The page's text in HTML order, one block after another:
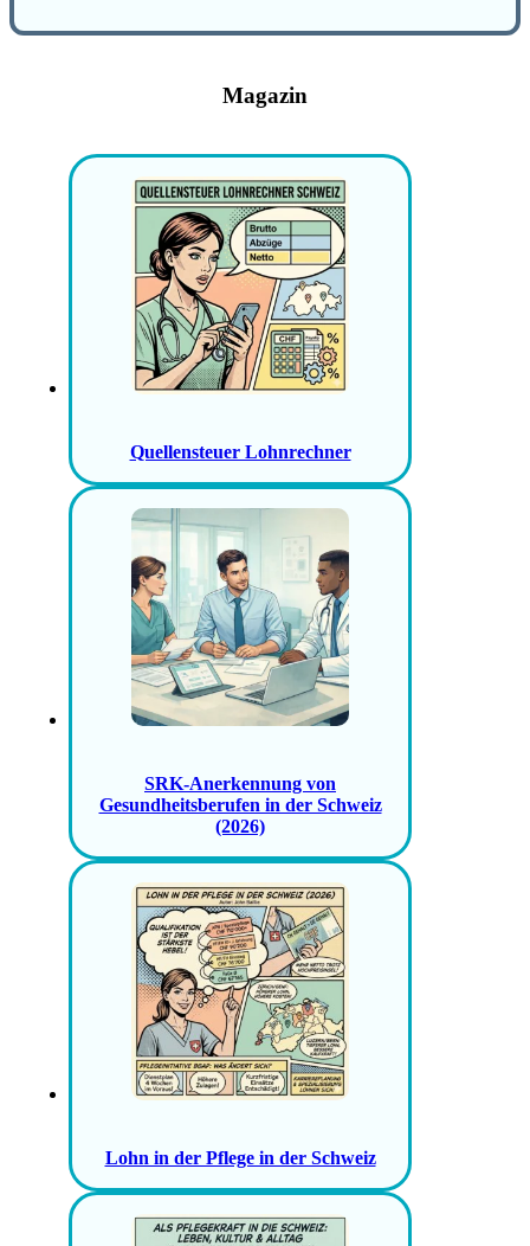
Magazin
Quellensteuer Lohnrechner
SRK-Anerkennung von
Gesundheitsberufen in der Schweiz
(2026)
Lohn in der Pflege in der Schweiz